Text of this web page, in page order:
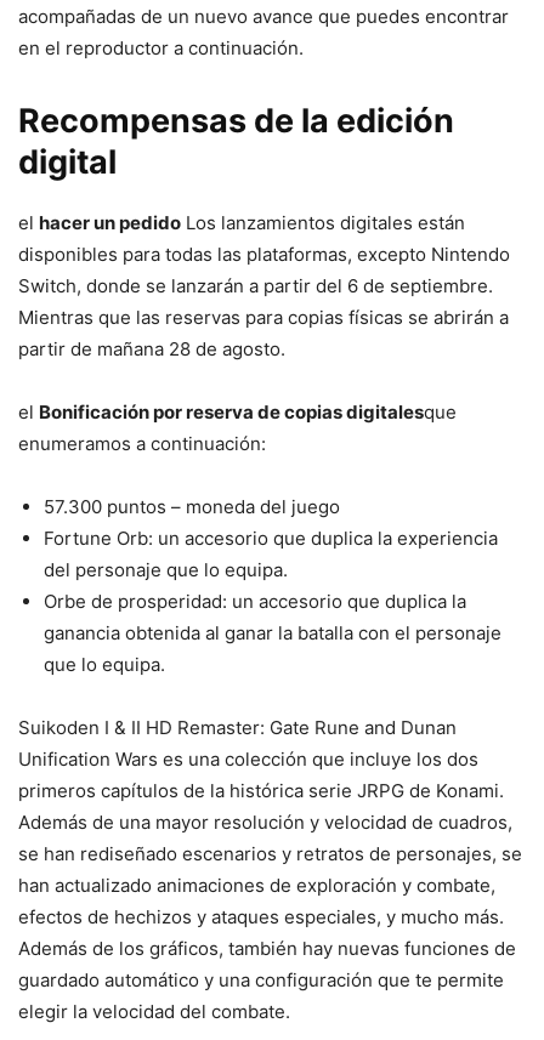
acompañadas de un nuevo avance que puedes encontrar
en el reproductor a continuación.
Recompensas de la edición
digital
el hacer un pedido Los lanzamientos digitales están
disponibles para todas las plataformas, excepto Nintendo
Switch, donde se lanzarán a partir del 6 de septiembre.
Mientras que las reservas para copias físicas se abrirán a
partir de mañana 28 de agosto.
el Bonificación por reserva de copias digitalesque
enumeramos a continuación:
57.300 puntos – moneda del juego
Fortune Orb: un accesorio que duplica la experiencia
del personaje que lo equipa.
Orbe de prosperidad: un accesorio que duplica la
ganancia obtenida al ganar la batalla con el personaje
que lo equipa.
Suikoden I & II HD Remaster: Gate Rune and Dunan
Unification Wars es una colección que incluye los dos
primeros capítulos de la histórica serie JRPG de Konami.
Además de una mayor resolución y velocidad de cuadros,
se han rediseñado escenarios y retratos de personajes, se
han actualizado animaciones de exploración y combate,
efectos de hechizos y ataques especiales, y mucho más.
Además de los gráficos, también hay nuevas funciones de
guardado automático y una configuración que te permite
elegir la velocidad del combate.